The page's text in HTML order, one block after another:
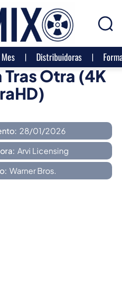
Distribuidoras
Tras Otra (4K
28/01/2026
Arvi Licensing
Warner Bros.